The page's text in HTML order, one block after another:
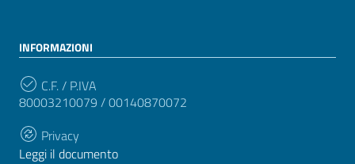
INFORMAZIONI
C.F. / P.IVA
80003210079 / 00140870072
Privacy
Leggi il documento